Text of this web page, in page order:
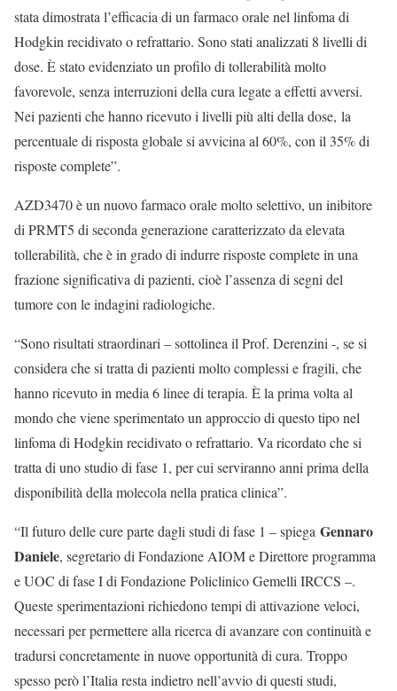
stata dimostrata l’efficacia di un farmaco orale nel linfoma di
Hodgkin recidivato o refrattario. Sono stati analizzati 8 livelli di
dose. È stato evidenziato un profilo di tollerabilità molto
favorevole, senza interruzioni della cura legate a effetti avversi.
Nei pazienti che hanno ricevuto i livelli più alti della dose, la
percentuale di risposta globale si avvicina al 60%, con il 35% di
risposte complete”.
AZD3470 è un nuovo farmaco orale molto selettivo, un inibitore
di PRMT5 di seconda generazione caratterizzato da elevata
tollerabilità, che è in grado di indurre risposte complete in una
frazione significativa di pazienti, cioè l’assenza di segni del
tumore con le indagini radiologiche.
“Sono risultati straordinari – sottolinea il Prof. Derenzini -, se si
considera che si tratta di pazienti molto complessi e fragili, che
hanno ricevuto in media 6 linee di terapia. È la prima volta al
mondo che viene sperimentato un approccio di questo tipo nel
linfoma di Hodgkin recidivato o refrattario. Va ricordato che si
tratta di uno studio di fase 1, per cui serviranno anni prima della
disponibilità della molecola nella pratica clinica”.
“Il futuro delle cure parte dagli studi di fase 1 – spiega Gennaro
Daniele, segretario di Fondazione AIOM e Direttore programma
e UOC di fase I di Fondazione Policlinico Gemelli IRCCS –.
Queste sperimentazioni richiedono tempi di attivazione veloci,
necessari per permettere alla ricerca di avanzare con continuità e
tradursi concretamente in nuove opportunità di cura. Troppo
spesso però l’Italia resta indietro nell’avvio di questi studi,